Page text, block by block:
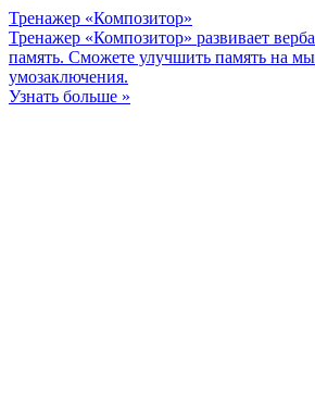
Тренажер «Композитор»
Тренажер «Композитор» развивает
память. Сможете улучшить память на
умозаключения.
Узнать больше »